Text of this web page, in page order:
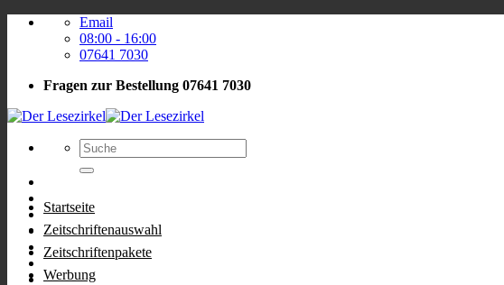
Zum
Email
08:00 - 16:00
07641 7030
Fragen zur Bestellung 07641 7030
Suchen
nach:
Startseite
Zeitschriftenauswahl
Zeitschriftenpakete
Werbung